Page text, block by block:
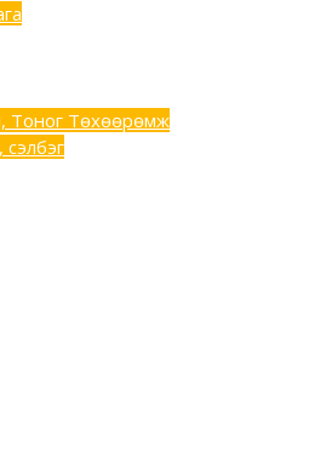
Тоног Төхөөрөмж
сэлбэг